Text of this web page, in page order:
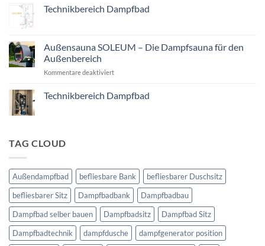
selber
Technikbereich Dampfbad
Technikbereich
Dampfbad
Außensauna SOLEUM – Die Dampfsauna für den
Außenbereich
Kommentare deaktiviertfür
SOLEUM
Technikbereich Dampfbad
TAG CLOUD
Außendampfbad befliesbare Bank
befliesbarer Duschsitz
befliesbarer Sitz
Dampfbadbank
Dampfbadbau
Dampfbad selber bauen
Dampfbadsitz
Dampfbad Sitz
Dampfbadtechnik
dampfdusche
dampfgenerator position